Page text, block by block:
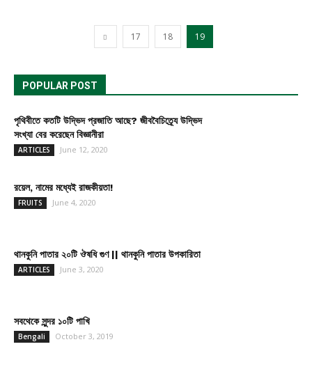
17 18 19
POPULAR POST
পৃথিবীতে কতটি উদ্ভিদ প্রজাতি আছে? জীববৈচিত্র্যে উদ্ভিদ
সংখ্যা বের করেছেন বিজ্ঞানীরা
ARTICLES June 12, 2020
রয়েল, নামের মধ্যেই রাজকীয়তা!
FRUITS June 4, 2020
থানকুনি পাতার ২০টি ঔষধি গুণ || থানকুনি পাতার উপকারিতা
ARTICLES June 3, 2020
সবথেকে সুন্দর ১০টি পাখি
Bengali October 3, 2019